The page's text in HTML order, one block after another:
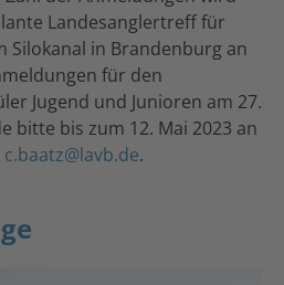
Landesanglertreff für
Silokanal in Brandenburg an
für den
Jugend und Junioren am 27.
bitte bis zum 12. Mai 2023 an
c.baatz@lavb.de.